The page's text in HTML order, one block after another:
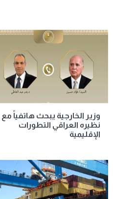
وزير الخارجية يبحث هاتفياً مع
نظيره العراقي التطورات
الإقليمية